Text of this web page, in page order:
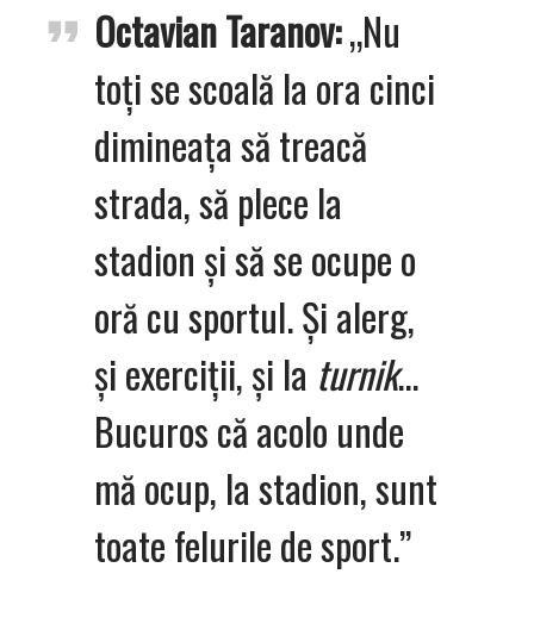
Octavian Taranov:„Nu
toți se scoală la ora cinci
dimineața să treacă
strada, să plece la
stadion și să se ocupe o
oră cu sportul. Și alerg,
și exerciții, și la turnik…
Bucuros că acolo unde
mă ocup, la stadion, sunt
toate felurile de sport.”